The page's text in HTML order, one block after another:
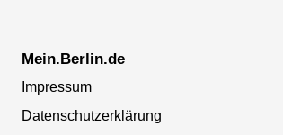
Mein.Berlin.de
Impressum
Datenschutzerklärung